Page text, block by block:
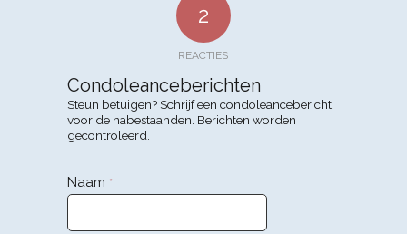
2
REACTIES
Condoleanceberichten
Steun betuigen? Schrijf een condoleancebericht
voor de nabestaanden. Berichten worden
gecontroleerd.
Naam *